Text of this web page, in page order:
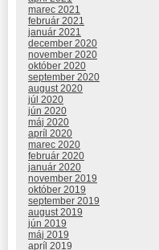
marec 2021
február 2021
január 2021
december 2020
november 2020
október 2020
september 2020
august 2020
júl 2020
jún 2020
máj 2020
apríl 2020
marec 2020
február 2020
január 2020
november 2019
október 2019
september 2019
august 2019
jún 2019
máj 2019
apríl 2019